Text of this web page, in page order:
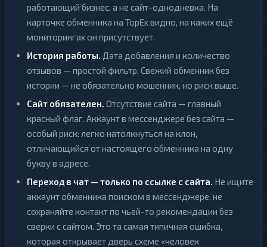
работающий бизнес, а не сайт-однодневка. На
карточке обменника на TopEx видно, на каких ещё
мониторингах он присутствует.
История работы. Дата добавления и количество
отзывов — простой фильтр. Свежий обменник без
истории — не обязательно мошенник, но риск выше.
Сайт обязателен. Отсутствие сайта — главный
красный флаг. Аккаунт в мессенджере без сайта —
особый риск: легко натолкнуться на клон,
отличающийся от настоящего обменника на одну
букву в адресе.
Переход в чат — только по ссылке с сайта. Не ищите
аккаунт обменника поиском в мессенджере, не
сохраняйте контакт по чьей-то рекомендации без
сверки с сайтом. Это та самая типичная ошибка,
которая открывает дверь схеме «человек